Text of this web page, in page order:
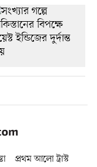
প্রথম আলো ট্রাস্ট